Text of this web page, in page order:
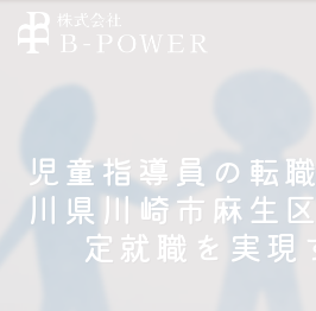
児童指導員の転
川県川崎市麻生
定就職を実現